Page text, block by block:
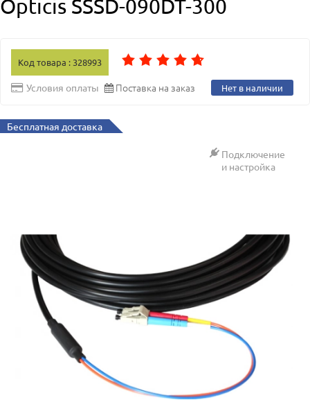
Opticis SSSD-090DT-300
Код товара : 328993
Условия оплаты Поставка на заказ Нет в наличии
Бесплатная доставка
Подключение
и настройка